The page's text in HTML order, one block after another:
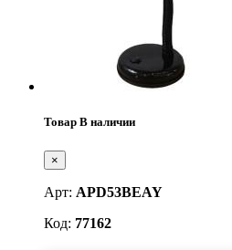
Товар В наличии
×
Арт: APD53BEAY
Код: 77162